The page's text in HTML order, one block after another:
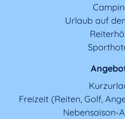
Urlaub auf
Freizeit (Reiten, Golf,
Nebensaison-